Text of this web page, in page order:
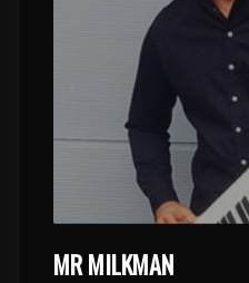
MR MILKMAN